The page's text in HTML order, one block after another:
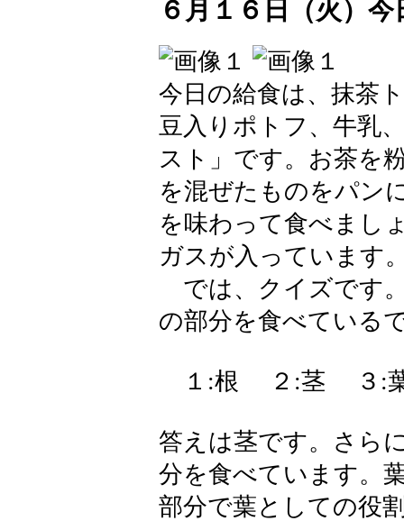
６月１６日（火）
今日の給食は、抹茶
豆入りポトフ、牛乳
スト」です。お茶を
を混ぜたものをパン
を味わって食べまし
ガスが入っています
では、クイズです
の部分を食べている
１:根 ２:茎 ３
答えは茎です。さら
分を食べています。
部分で葉としての役